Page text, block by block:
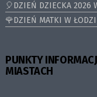
🎈DZIEŃ DZIECKA 2026
🌹DZIEŃ MATKI W ŁODZI
PUNKTY
MIASTACH